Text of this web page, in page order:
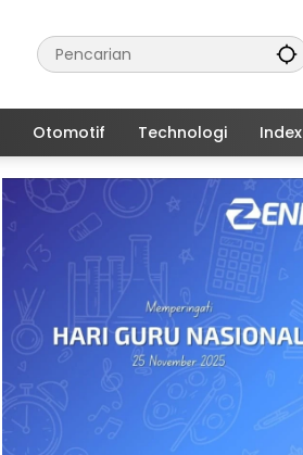
Otomotif Technologi Index